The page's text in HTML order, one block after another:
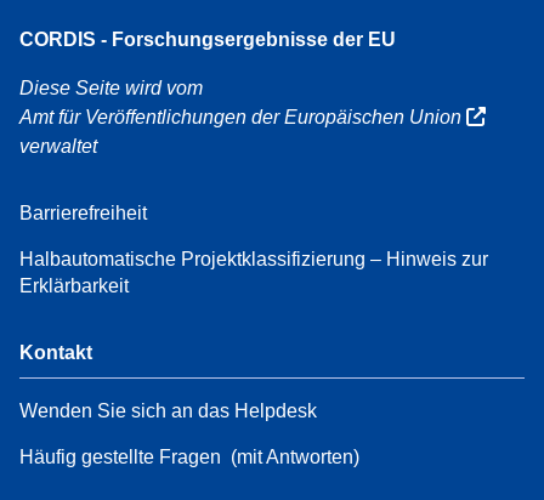
CORDIS - Forschungsergebnisse der EU
Diese Seite wird vom
Amt für Veröffentlichungen der Europäischen Union
verwaltet
Barrierefreiheit
Halbautomatische Projektklassifizierung – Hinweis zur
Erklärbarkeit
Kontakt
Wenden Sie sich an das Helpdesk
Häufig gestellte Fragen (mit Antworten)